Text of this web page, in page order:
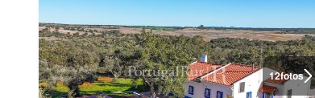
12fotos